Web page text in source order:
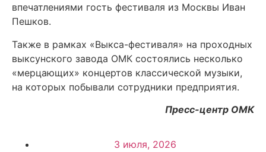
впечатлениями гость фестиваля из Москвы Иван
Пешков.
Также в рамках «Выкса-фестиваля» на проходных
выксунского завода ОМК состоялись несколько
«мерцающих» концертов классической музыки,
на которых побывали сотрудники предприятия.
Пресс-центр ОМК
3 июля, 2026